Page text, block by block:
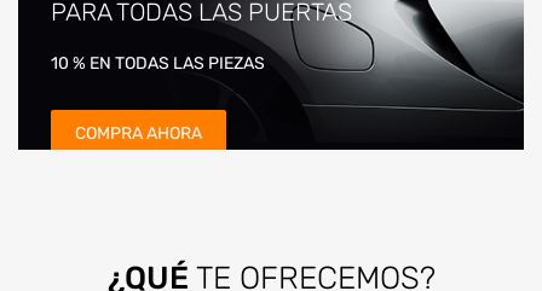
PARA TODAS LAS PUERTAS
10 % EN TODAS LAS PIEZAS
COMPRA AHORA
¿QUÉ TE OFRECEMOS?